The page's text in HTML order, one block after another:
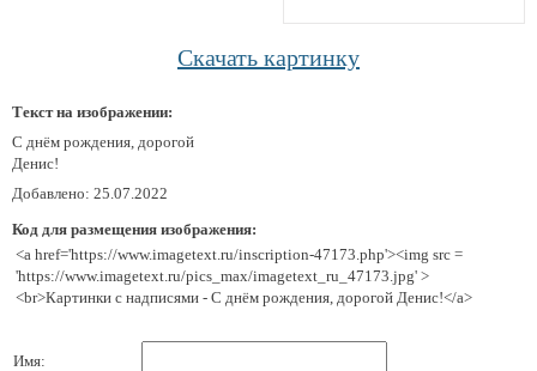
Скачать картинку
Текст на изображении:
С днём рождения, дорогой
Денис!
Добавлено: 25.07.2022
Код для размещения изображения:
<a href='https://www.imagetext.ru/inscription-47173.php'><img src =
'https://www.imagetext.ru/pics_max/imagetext_ru_47173.jpg' >
<br>Картинки с надписями - С днём рождения, дорогой Денис!</a>
Имя: